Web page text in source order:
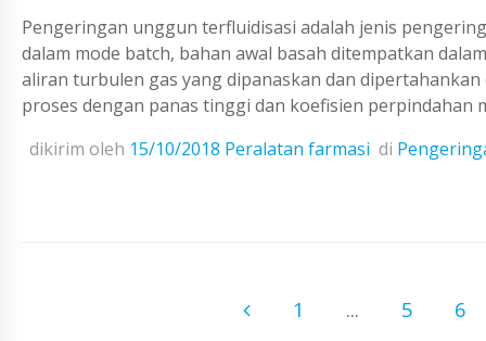
Pengeringan unggun terfluidisasi adalah jenis
dalam mode batch, bahan awal basah ditempatkan
aliran turbulen gas yang dipanaskan dan
proses dengan panas tinggi dan koefisien perpindahan
dikirim oleh 15/10/2018 Peralatan farmasi di
1 ... 5 6